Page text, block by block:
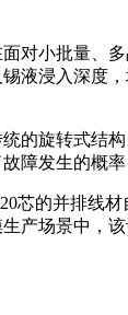
对小批量、
液浸入深度
的旋转式结
发生的概
芯的并排线
产场景中，